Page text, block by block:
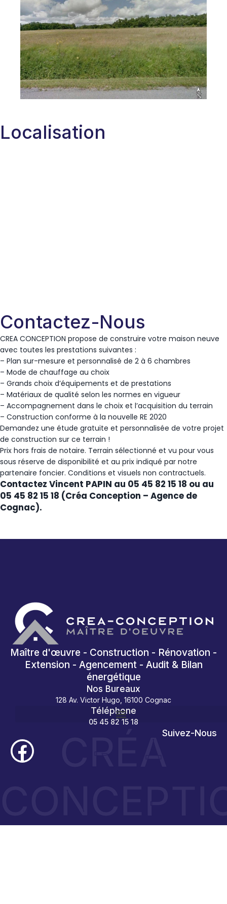
Localisation
Contactez-Nous
CREA CONCEPTION propose de construire votre maison neuve
avec toutes les prestations suivantes :
– Plan sur-mesure et personnalisé de 2 à 6 chambres
– Mode de chauffage au choix
– Grands choix d’équipements et de prestations
– Matériaux de qualité selon les normes en vigueur
– Accompagnement dans le choix et l’acquisition du terrain
– Construction conforme à la nouvelle RE 2020
Demandez une étude gratuite et personnalisée de votre projet
de construction sur ce terrain !
Prix hors frais de notaire. Terrain sélectionné et vu pour vous
sous réserve de disponibilité et au prix indiqué par notre
partenaire foncier. Conditions et visuels non contractuels.
Contactez Vincent PAPIN au 05 45 82 15 18 ou au
05 45 82 15 18 (Créa Conception – Agence de
Cognac).
Maître d'œuvre - Construction - Rénovation -
Extension - Agencement - Audit & Bilan
énergétique
Nos Bureaux
128 Av. Victor Hugo, 16100 Cognac
Téléphone
05 45 82 15 18
Suivez-Nous
CRÉA